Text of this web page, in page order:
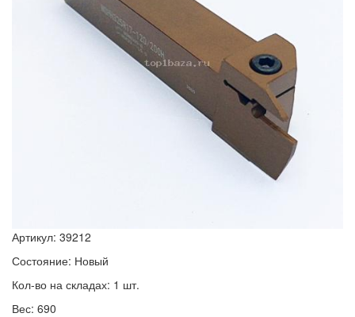
Артикул: 39212
Состояние: Новый
Кол-во на складах: 1 шт.
Вес: 690